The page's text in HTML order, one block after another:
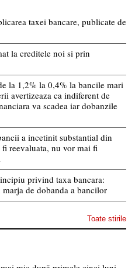
taxei bancare, publicate de
la creditele noi si prin
la 1,2% la 0,4% la bancile mari
avertizeaza ca indiferent de
va scadea iar dobanzile
a incetinit substantial din
reevaluata, nu vor mai fi
privind taxa bancara:
de dobanda a bancilor
Toate stirile